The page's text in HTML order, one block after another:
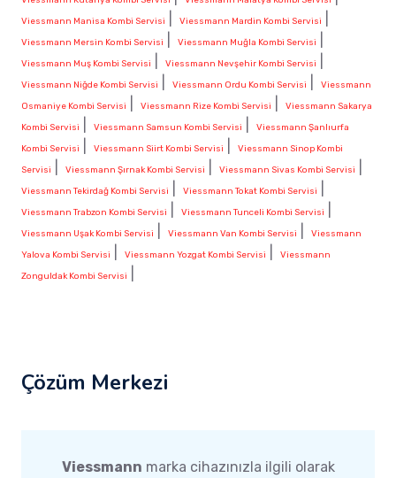
Viessmann Manisa Kombi Servisi Viessmann Mardin Kombi Servisi
Viessmann Mersin Kombi Servisi Viessmann Muğla Kombi Servisi
Viessmann Muş Kombi Servisi Viessmann Nevşehir Kombi Servisi
Viessmann Niğde Kombi Servisi Viessmann Ordu Kombi Servisi
Viessmann
Osmaniye Kombi Servisi
Viessmann Rize Kombi Servisi
Viessmann Sakarya
Kombi Servisi
Viessmann Samsun Kombi Servisi
Viessmann Şanlıurfa
Kombi Servisi
Viessmann Siirt Kombi Servisi
Viessmann Sinop Kombi
Servisi
Viessmann Şırnak Kombi Servisi Viessmann Sivas Kombi Servisi
Viessmann Tekirdağ Kombi Servisi Viessmann Tokat Kombi Servisi
Viessmann Trabzon Kombi Servisi Viessmann Tunceli Kombi Servisi
Viessmann Uşak Kombi Servisi Viessmann Van Kombi Servisi
Viessmann
Yalova Kombi Servisi
Viessmann Yozgat Kombi Servisi
Viessmann
Zonguldak Kombi Servisi
Çözüm Merkezi
Viessmann marka cihazınızla ilgili olarak